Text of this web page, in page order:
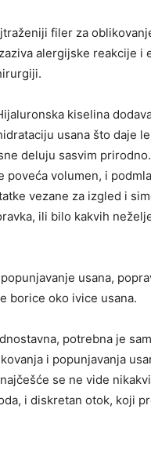
filer za
alergijske reakcije i
kiselina
usana što daje
deluju sasvim
poveća volumen, i
vezane za izgled i
ili bilo kakvih
usana,
borice oko ivice usana.
potrebna je
i popunjavanja
se ne vide
i diskretan otok, koji